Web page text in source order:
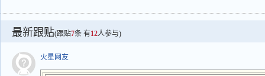
最新跟贴(跟贴7条 有12人参与)
火星网友